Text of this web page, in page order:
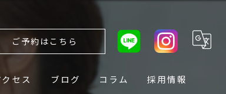
ご予約はこちら
クセス ブログ コラム 採用情報